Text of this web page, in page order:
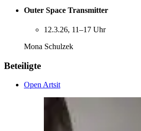
Outer Space Transmitter
12.3.26, 11–17 Uhr
Mona Schulzek
Beteiligte
Open Artsit